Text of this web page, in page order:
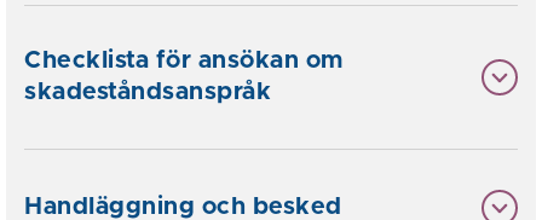
Checklista för ansökan om
skadeståndsanspråk
Handläggning och besked